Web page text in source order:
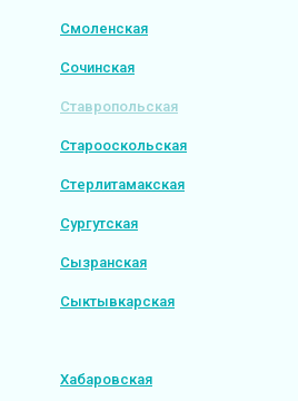
Смоленская
Сочинская
Ставропольская
Старооскольская
Стерлитамакская
Сургутская
Сызранская
Сыктывкарская
Хабаровская